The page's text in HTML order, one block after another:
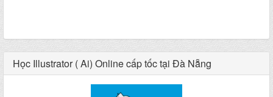
Học Illustrator ( Ai) Online cấp tốc tại Đà Nẵng